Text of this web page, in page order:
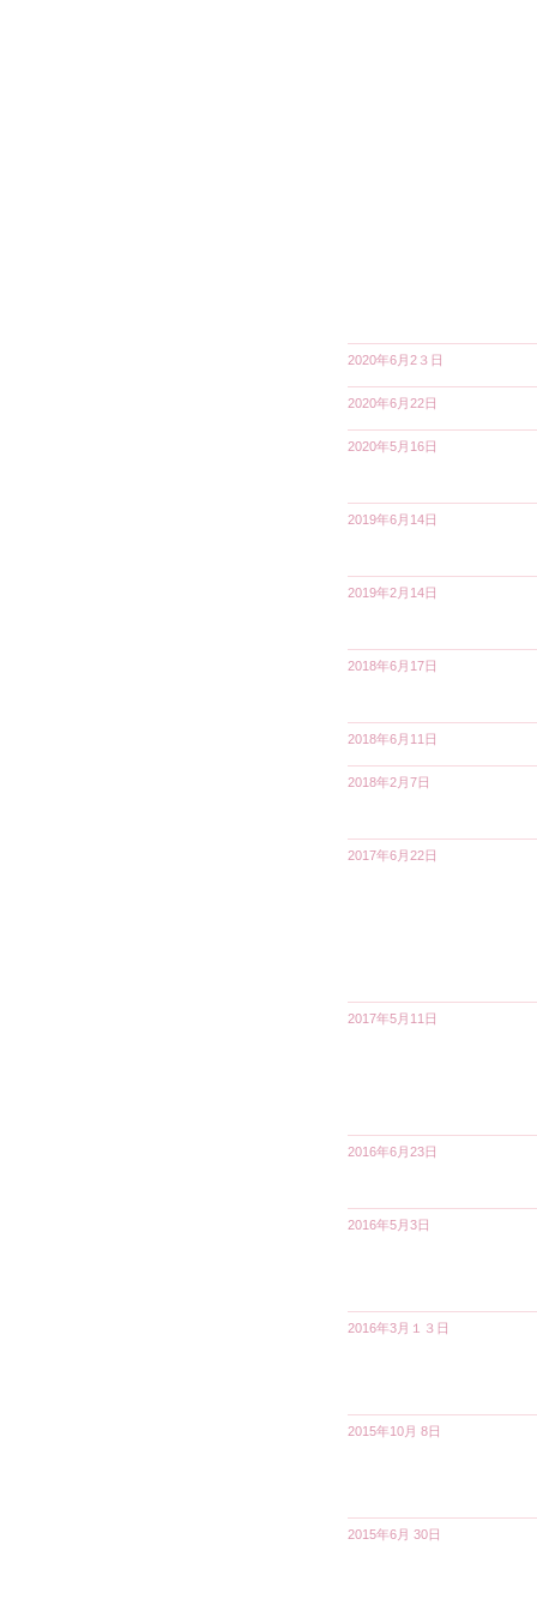
2020年6月2３日
2020年6月22日
2020年5月16日
2019年6月14日
2019年2月14日
2018年6月17日
2018年6月11日
2018年2月7日
2017年6月22日
2017年5月11日
2016年6月23日
2016年5月3日
2016年3月１３日
2015年10月 8日
2015年6月 30日